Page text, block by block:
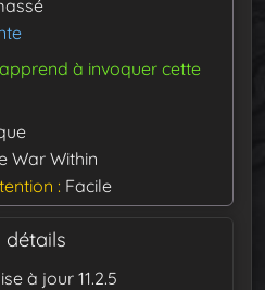
à invoquer cette
War Within
Facile
détails
à jour 11.2.5